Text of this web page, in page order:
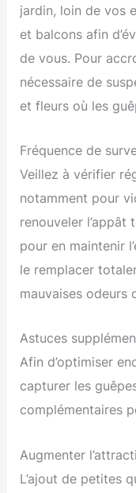
jardin, loin de vos
et balcons afin
de vous. Pour
nécessaire de
et fleurs où les
Fréquence de
Veillez à vérifier
notamment pour
renouveler
pour en maintenir
le remplacer
mauvaises odeurs
Astuces
Afin d’optimiser
capturer les
complémentaires
Augmenter
L’ajout de petites